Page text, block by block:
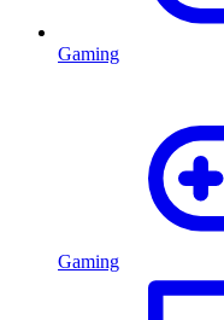
Gaming
Gaming